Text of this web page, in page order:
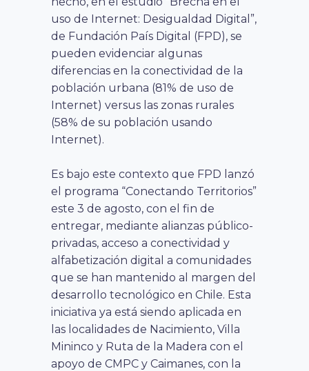
uso de Internet: Desigualdad Digital”,
de Fundación País Digital (FPD), se
pueden evidenciar algunas
diferencias en la conectividad de la
población urbana (81% de uso de
Internet) versus las zonas rurales
(58% de su población usando
Internet).
Es bajo este contexto que FPD lanzó
el programa “Conectando Territorios”
este 3 de agosto, con el fin de
entregar, mediante alianzas público-
privadas, acceso a conectividad y
alfabetización digital a comunidades
que se han mantenido al margen del
desarrollo tecnológico en Chile. Esta
iniciativa ya está siendo aplicada en
las localidades de Nacimiento, Villa
Mininco y Ruta de la Madera con el
apoyo de CMPC y Caimanes, con la